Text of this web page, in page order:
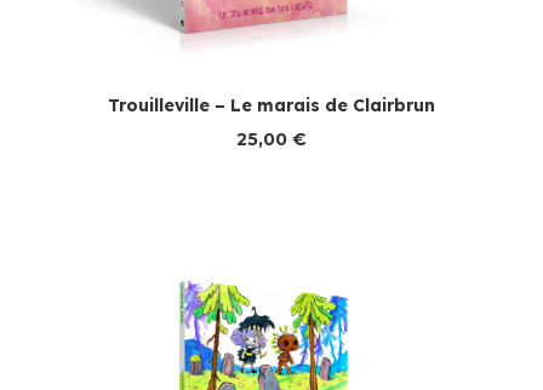
Trouilleville – Le marais de Clairbrun
25,00 €